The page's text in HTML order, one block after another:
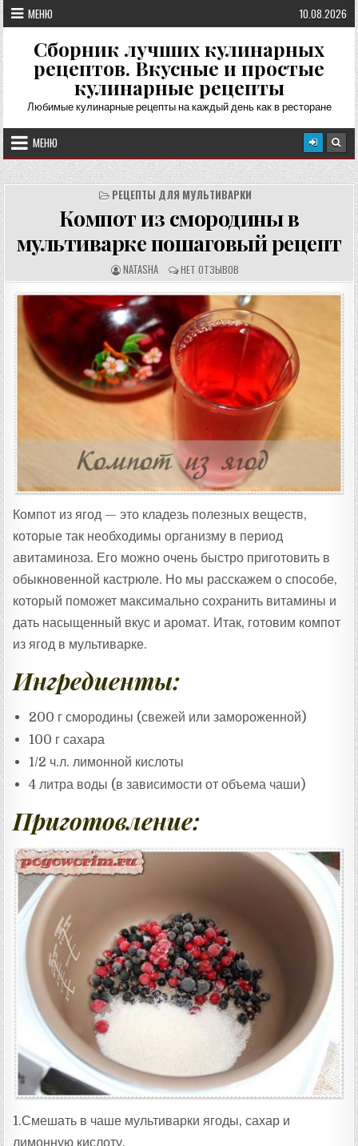
Перейти
к
содержимому
МЕНЮ 10.08.2026
Сборник лучших кулинарных
рецептов. Вкусные и простые
кулинарные рецепты
Любимые кулинарные рецепты на каждый день как в ресторане
МЕНЮ
РЕЦЕПТЫ ДЛЯ МУЛЬТИВАРКИ
Компот из смородины в
мультиварке пошаговый рецепт
А
В
Т
О
Р
Р
Е
Ц
Е
П
Т
А
:
NATASHA О
Т
З
Ы
В
Ы
:
НЕТ ОТЗЫВОВ
Компот из ягод — это кладезь полезных веществ,
которые так необходимы организму в период
авитаминоза. Его можно очень быстро приготовить в
обыкновенной кастрюле. Но мы расскажем о способе,
который поможет максимально сохранить витамины и
дать насыщенный вкус и аромат. Итак, готовим компот
из ягод в мультиварке.
Ингредиенты:
200 г смородины (свежей или замороженной)
100 г сахара
1/2 ч.л. лимонной кислоты
4 литра воды (в зависимости от объема чаши)
Приготовление:
1.Смешать в чаше мультиварки ягоды, сахар и
лимонную кислоту.